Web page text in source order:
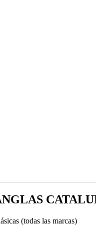
(todas las marcas)